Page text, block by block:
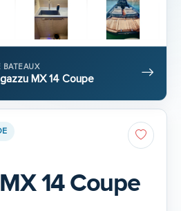
BATEAUX
MX 14 Coupe
14 Coupe